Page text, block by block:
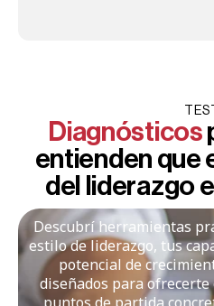
TEST
Diagnósticos
entienden que
del liderazgo
Descubrí herramientas
estilo de liderazgo, tus
potencial de
diseñados para